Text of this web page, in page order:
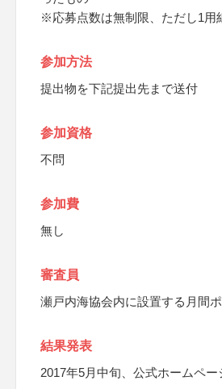
※応募点数は無制限、ただし1用
参加方法
提出物を下記提出先まで送付
参加資格
不問
参加費
無し
審査員
瀬戸内海協会内に設置する月間
結果発表
2017年5月中旬、公式ホームペー